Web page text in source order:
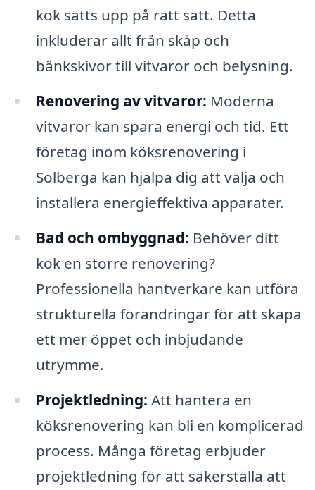
kök sätts upp på rätt sätt. Detta
inkluderar allt från skåp och
bänkskivor till vitvaror och belysning.
Renovering av vitvaror: Moderna
vitvaror kan spara energi och tid. Ett
företag inom köksrenovering i
Solberga kan hjälpa dig att välja och
installera energieffektiva apparater.
Bad och ombyggnad: Behöver ditt
kök en större renovering?
Professionella hantverkare kan utföra
strukturella förändringar för att skapa
ett mer öppet och inbjudande
utrymme.
Projektledning: Att hantera en
köksrenovering kan bli en komplicerad
process. Många företag erbjuder
projektledning för att säkerställa att